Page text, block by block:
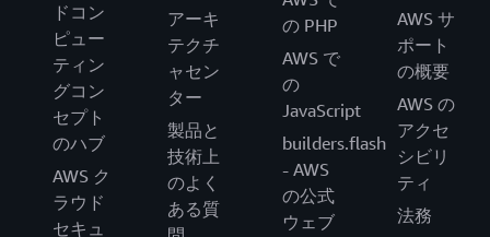
ドコン
ピュー
ティン
グコン
セプト
のハブ
AWS ク
ラウド
セキュ
アーキ
テクチ
ャセン
ター
製品と
技術上
のよく
ある質
の PHP
AWS で
の
JavaScript
builders.flash
- AWS
の公式
ウェブ
AWS サ
ポート
の概要
AWS の
アクセ
シビリ
ティ
法務